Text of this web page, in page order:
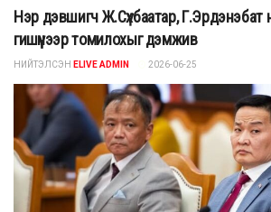
Нэр дэвшигч Ж.Сүхбаатар, Г.Эрдэнэбат
гишүүнээр томилохыг дэмжив
НИЙТЭЛСЭН ELIVE ADMIN 2026-06-25